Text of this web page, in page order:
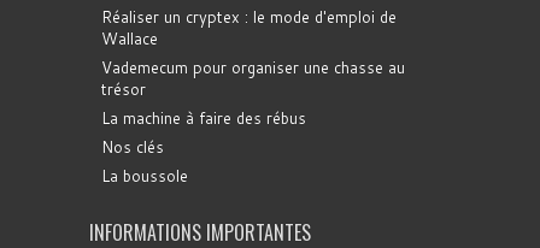
Réaliser un cryptex : le mode d'emploi de
Wallace
Vademecum pour organiser une chasse au
trésor
La machine à faire des rébus
Nos clés
La boussole
INFORMATIONS IMPORTANTES